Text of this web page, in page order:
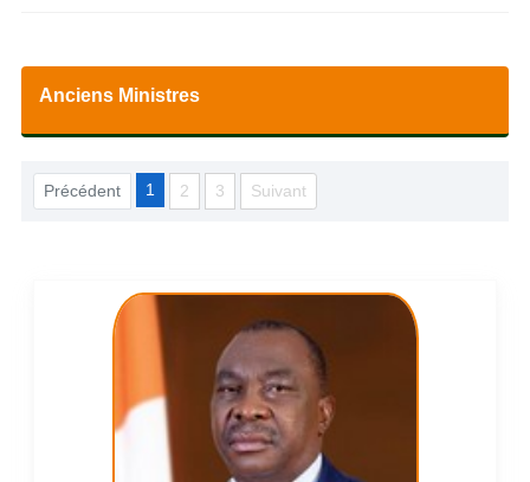
Anciens Ministres
Précédent 1 2 3 Suivant